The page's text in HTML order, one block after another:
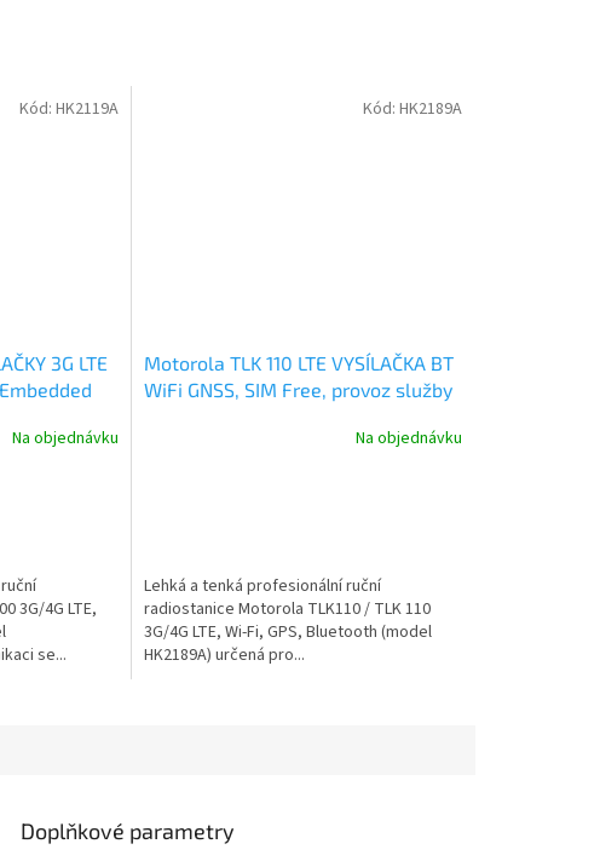
3G LTE
Na objednávku
3G/4G LTE,
se...
Kód: HK2119A
Motorola TLK 110 LTE VYSÍLAČKA BT
WiFi GNSS, SIM Free, provoz služby
Na objednávku
Lehká a tenká profesionální ruční
radiostanice Motorola TLK110 / TLK 110
3G/4G LTE, Wi-Fi, GPS, Bluetooth (model
HK2189A) určená pro...
Kód: HK2189A
Doplňkové parametry